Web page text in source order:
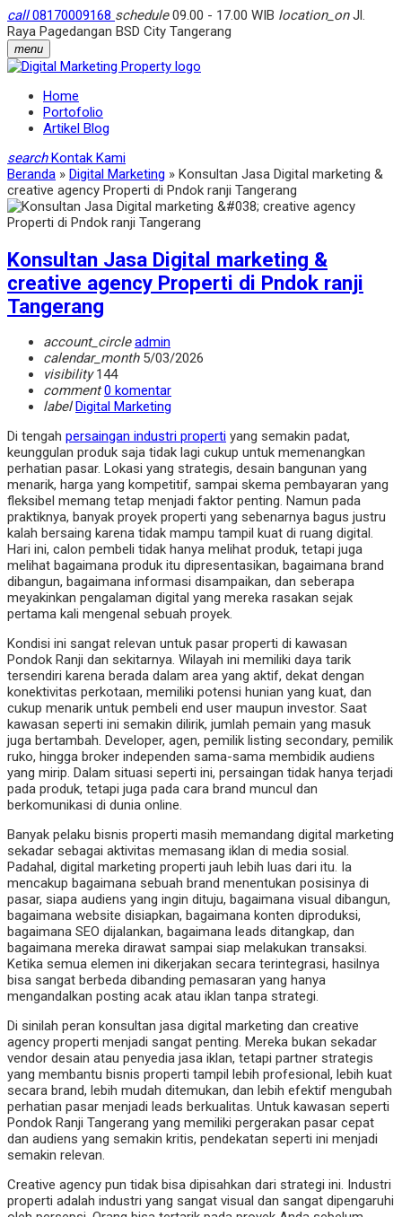
call08170009168 schedule09.00 - 17.00 WIB location_onJl.
Raya Pagedangan BSD City Tangerang
menu
Home
Portofolio
Artikel Blog
search Kontak Kami
Beranda » Digital Marketing » Konsultan Jasa Digital marketing &
creative agency Properti di Pndok ranji Tangerang
Konsultan Jasa Digital marketing &
creative agency Properti di Pndok ranji
Tangerang
account_circle admin
calendar_month5/03/2026
visibility144
comment 0 komentar
label Digital Marketing
Di tengah persaingan industri properti yang semakin padat,
keunggulan produk saja tidak lagi cukup untuk memenangkan
perhatian pasar. Lokasi yang strategis, desain bangunan yang
menarik, harga yang kompetitif, sampai skema pembayaran yang
fleksibel memang tetap menjadi faktor penting. Namun pada
praktiknya, banyak proyek properti yang sebenarnya bagus justru
kalah bersaing karena tidak mampu tampil kuat di ruang digital.
Hari ini, calon pembeli tidak hanya melihat produk, tetapi juga
melihat bagaimana produk itu dipresentasikan, bagaimana brand
dibangun, bagaimana informasi disampaikan, dan seberapa
meyakinkan pengalaman digital yang mereka rasakan sejak
pertama kali mengenal sebuah proyek.
Kondisi ini sangat relevan untuk pasar properti di kawasan
Pondok Ranji dan sekitarnya. Wilayah ini memiliki daya tarik
tersendiri karena berada dalam area yang aktif, dekat dengan
konektivitas perkotaan, memiliki potensi hunian yang kuat, dan
cukup menarik untuk pembeli end user maupun investor. Saat
kawasan seperti ini semakin dilirik, jumlah pemain yang masuk
juga bertambah. Developer, agen, pemilik listing secondary, pemilik
ruko, hingga broker independen sama-sama membidik audiens
yang mirip. Dalam situasi seperti ini, persaingan tidak hanya terjadi
pada produk, tetapi juga pada cara brand muncul dan
berkomunikasi di dunia online.
Banyak pelaku bisnis properti masih memandang digital marketing
sekadar sebagai aktivitas memasang iklan di media sosial.
Padahal, digital marketing properti jauh lebih luas dari itu. Ia
mencakup bagaimana sebuah brand menentukan posisinya di
pasar, siapa audiens yang ingin dituju, bagaimana visual dibangun,
bagaimana website disiapkan, bagaimana konten diproduksi,
bagaimana SEO dijalankan, bagaimana leads ditangkap, dan
bagaimana mereka dirawat sampai siap melakukan transaksi.
Ketika semua elemen ini dikerjakan secara terintegrasi, hasilnya
bisa sangat berbeda dibanding pemasaran yang hanya
mengandalkan posting acak atau iklan tanpa strategi.
Di sinilah peran konsultan jasa digital marketing dan creative
agency properti menjadi sangat penting. Mereka bukan sekadar
vendor desain atau penyedia jasa iklan, tetapi partner strategis
yang membantu bisnis properti tampil lebih profesional, lebih kuat
secara brand, lebih mudah ditemukan, dan lebih efektif mengubah
perhatian pasar menjadi leads berkualitas. Untuk kawasan seperti
Pondok Ranji Tangerang yang memiliki pergerakan pasar cepat
dan audiens yang semakin kritis, pendekatan seperti ini menjadi
semakin relevan.
Creative agency pun tidak bisa dipisahkan dari strategi ini. Industri
properti adalah industri yang sangat visual dan sangat dipengaruhi